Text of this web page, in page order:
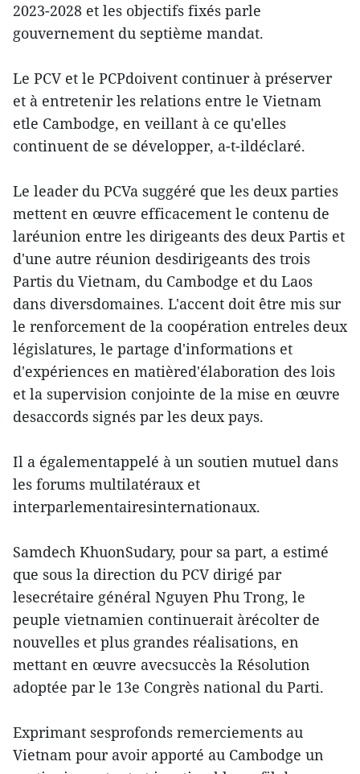
2023-2028 et les objectifs fixés parle
gouvernement du septième mandat.
Le PCV et le PCPdoivent continuer à préserver
et à entretenir les relations entre le Vietnam
etle Cambodge, en veillant à ce qu'elles
continuent de se développer, a-t-ildéclaré.
Le leader du PCVa suggéré que les deux parties
mettent en œuvre efficacement le contenu de
laréunion entre les dirigeants des deux Partis et
d'une autre réunion desdirigeants des trois
Partis du Vietnam, du Cambodge et du Laos
dans diversdomaines. L'accent doit être mis sur
le renforcement de la coopération entreles deux
législatures, le partage d'informations et
d'expériences en matièred'élaboration des lois
et la supervision conjointe de la mise en œuvre
desaccords signés par les deux pays.
Il a égalementappelé à un soutien mutuel dans
les forums multilatéraux et
interparlementairesinternationaux.
Samdech KhuonSudary, pour sa part, a estimé
que sous la direction du PCV dirigé par
lesecrétaire général Nguyen Phu Trong, le
peuple vietnamien continuerait àrécolter de
nouvelles et plus grandes réalisations, en
mettant en œuvre avecsuccès la Résolution
adoptée par le 13e Congrès national du Parti.
Exprimant sesprofonds remerciements au
Vietnam pour avoir apporté au Cambodge un